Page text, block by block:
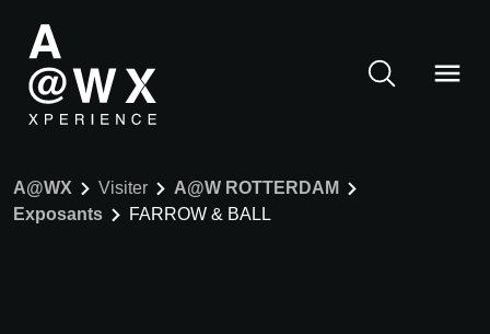
A@WX Visiter
A@W ROTTERDAM
Exposants
FARROW & BALL